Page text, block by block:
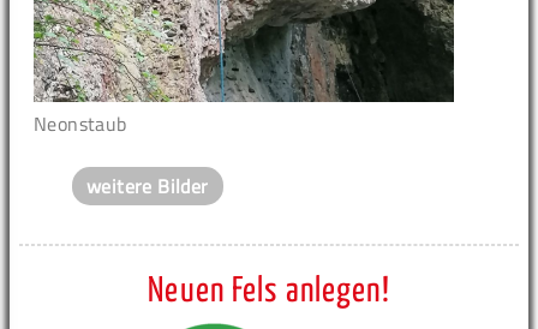
Neonstaub
weitere Bilder
Neuen Fels anlegen!